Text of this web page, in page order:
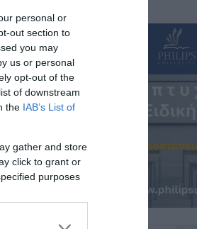
personal or
out section to
you may
us or personal
opt-out of the
of downstream
the IAB’s List of
gather and store
click to grant or
purposes